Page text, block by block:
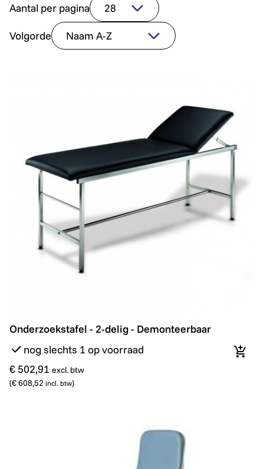
Aantal per pagina
Volgorde
Onderzoekstafel - 2-delig - Demonteerbaar
Onderzoekstafel - 2-delig - Demonteerbaar
nog slechts 1 op voorraad
€ 502,91 excl. btw
(€ 608,52 incl. btw)
In